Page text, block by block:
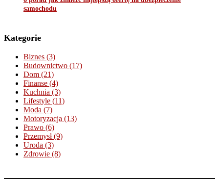
samochodu
Kategorie
Biznes (3)
Budownictwo (17)
Dom (21)
Finanse (4)
Kuchnia (3)
Lifestyle (11)
Moda (7)
Motoryzacja (13)
Prawo (6)
Przemysł(9)
Uroda (3)
Zdrowie (8)